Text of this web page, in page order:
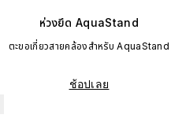
ห่วงยึด AquaStand
ตะขอเกี่ยวสายคล้องสำหรับ AquaStand
ช้อปเลย